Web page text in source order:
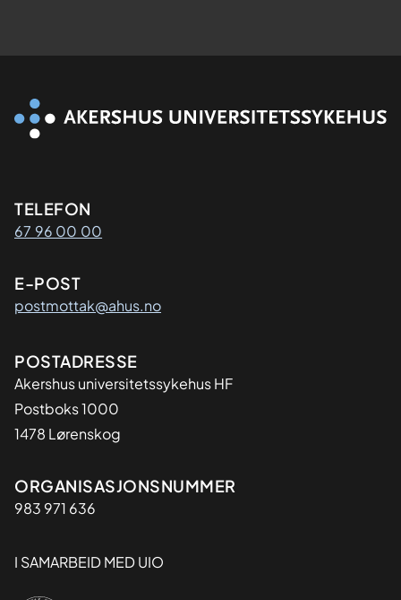
Kontaktinformasjon
TELEFON
67 96 00 00
E-POST
postmottak@ahus.no
Adresse
POSTADRESSE
Akershus universitetssykehus HF
Postboks 1000
1478 Lørenskog
Organisasjon
ORGANISASJONSNUMMER
983 971 636
I SAMARBEID MED UIO